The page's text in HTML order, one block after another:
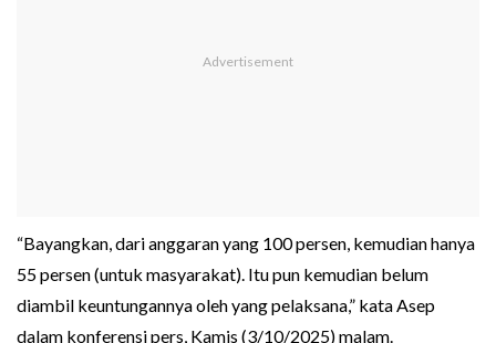
“Bayangkan, dari anggaran yang 100 persen, kemudian hanya
55 persen (untuk masyarakat). Itu pun kemudian belum
diambil keuntungannya oleh yang pelaksana,” kata Asep
dalam konferensi pers, Kamis (3/10/2025) malam.